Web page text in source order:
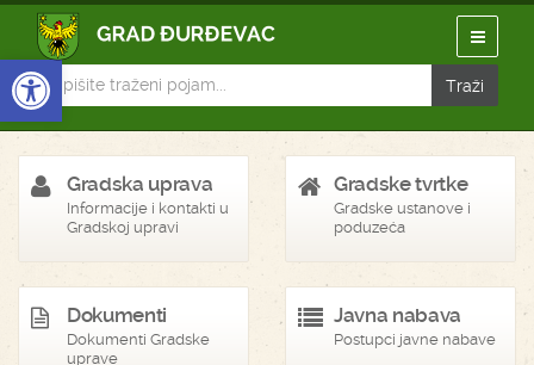
Open toolbar
Gradska uprava
Informacije i kontakti u
Gradskoj upravi
Gradske tvrtke
Gradske ustanove i
poduzeća
Dokumenti
Dokumenti Gradske
uprave
Javna nabava
Postupci javne nabave